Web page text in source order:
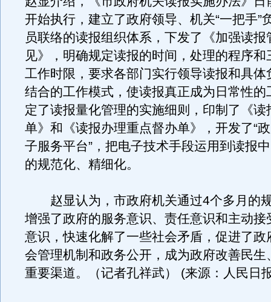
开始执行，建立了政府领导、机关“一把手”
员联络的读报组织体系，下发了《加强读报
见》，明确规定读报的时间，处理的程序和
工作时限，要求各部门实行领导读报和具体
结合的工作模式，使读报真正成为日常性的
定了读报量化管理的实施细则，印制了《读
单》和《读报办理重点督办单》，开发了“
子服务平台”，把电子技术手段运用到读报
的规范化、精细化。
赵显认为，市政府机关通过4个多月的
增强了政府的服务意识、责任意识和主动接
意识，快速化解了一些社会矛盾，促进了政
会管理机制和政务公开，成为政府改善民生
重要渠道。（记者孔祥武） (来源：人民日